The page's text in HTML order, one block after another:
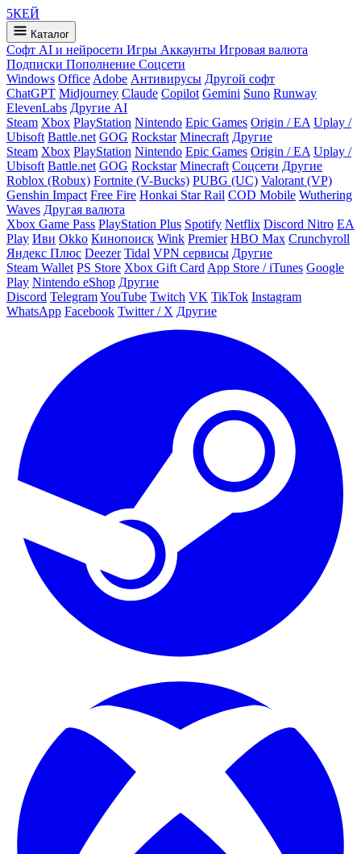
5КЕЙ
Каталог
Софт AI и нейросети Игры Аккаунты Игровая валюта
Подписки Пополнение Соцсети
Windows Office Adobe Антивирусы Другой софт
ChatGPT Midjourney Claude Copilot Gemini Suno Runway
ElevenLabs Другие AI
Steam Xbox PlayStation Nintendo Epic Games Origin / EA Uplay /
Ubisoft Battle.net GOG Rockstar Minecraft Другие
Steam Xbox PlayStation Nintendo Epic Games Origin / EA Uplay /
Ubisoft Battle.net GOG Rockstar Minecraft Соцсети Другие
Roblox (Robux) Fortnite (V-Bucks) PUBG (UC) Valorant (VP)
Genshin Impact Free Fire Honkai Star Rail COD Mobile Wuthering
Waves Другая валюта
Xbox Game Pass PlayStation Plus Spotify Netflix Discord Nitro EA
Play Иви Okko Кинопоиск Wink Premier HBO Max Crunchyroll
Яндекс Плюс Deezer Tidal VPN сервисы Другие
Steam Wallet PS Store Xbox Gift Card App Store / iTunes Google
Play Nintendo eShop Другие
Discord TelegramYouTube Twitch VK TikTok Instagram
WhatsApp Facebook Twitter / X Другие